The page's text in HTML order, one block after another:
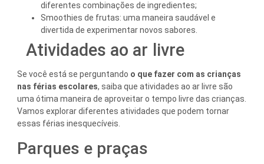
diferentes combinações de ingredientes;
Smoothies de frutas: uma maneira saudável e
divertida de experimentar novos sabores.
Atividades ao ar livre
Se você está se perguntando o que fazer com as crianças
nas férias escolares, saiba que atividades ao ar livre são
uma ótima maneira de aproveitar o tempo livre das crianças.
Vamos explorar diferentes atividades que podem tornar
essas férias inesquecíveis.
Parques e praças